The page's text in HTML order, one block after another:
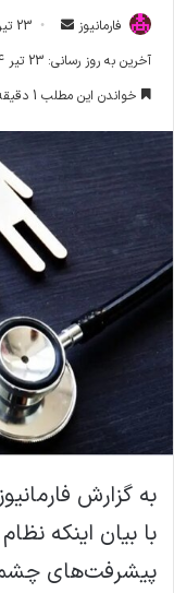
فارمانیوز
ا
ل
ی
ل
23 تیر 1404 - 1:42 ب.ظ
آخرین به روز رسانی: 23 تیر 1404 - 1:42 ب.ظ
خواندن این مطلب 1 دقیقه زمان میبرد
به گزارش
با بیان اینکه
پیشرفت‌های